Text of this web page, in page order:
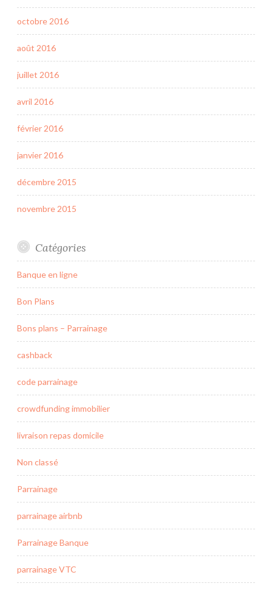
octobre 2016
août 2016
juillet 2016
avril 2016
février 2016
janvier 2016
décembre 2015
novembre 2015
Catégories
Banque en ligne
Bon Plans
Bons plans – Parrainage
cashback
code parrainage
crowdfunding immobilier
livraison repas domicile
Non classé
Parrainage
parrainage airbnb
Parrainage Banque
parrainage VTC